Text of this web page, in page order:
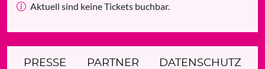
Aktuell sind keine Tickets buchbar.
PRESSE PARTNER DATENSCHUTZ